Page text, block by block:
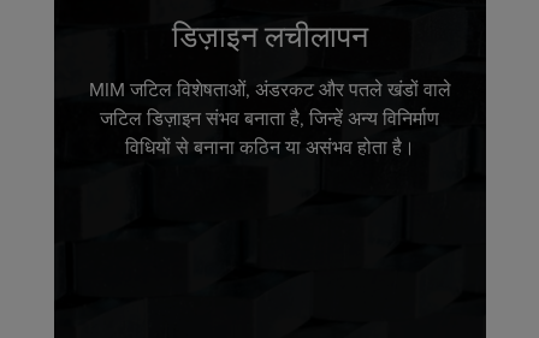
डिज़ाइन लचीलापन
MIM जटिल विशेषताओं, अंडरकट और पतले खंडों वाले
जटिल डिज़ाइन संभव बनाता है, जिन्हें अन्य विनिर्माण
विधियों से बनाना कठिन या असंभव होता है।